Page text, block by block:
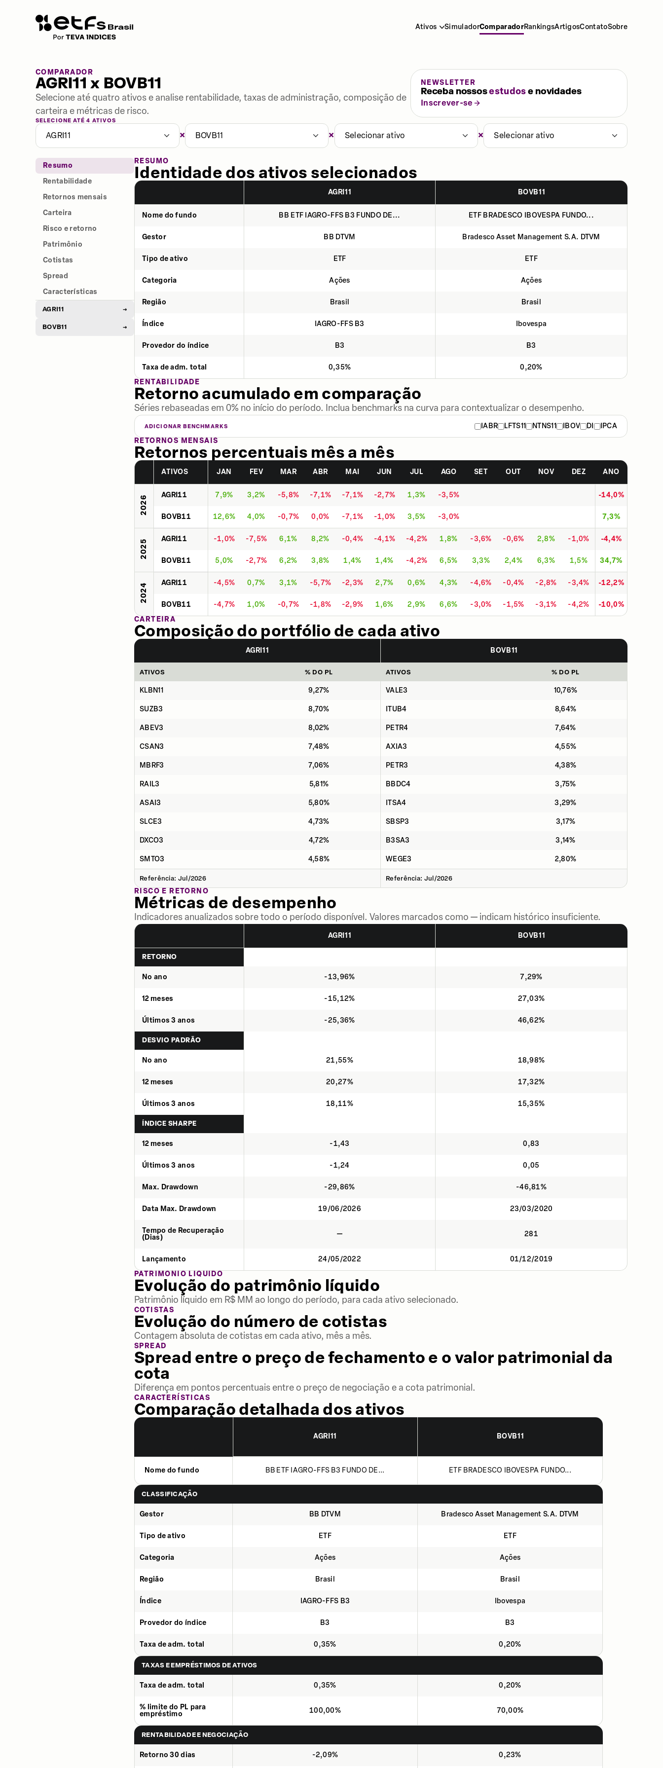
Ativos SimuladorComparadorRankingsArtigosContatoSobre
COMPARADOR
AGRI11 x BOVB11
Selecione até quatro ativos e analise rentabilidade, taxas de administração, composição de
carteira e métricas de risco.
NEWSLETTER
Receba nossosestudose novidades
Inscrever-se
SELECIONE ATÉ 4 ATIVOS
AGRI11 × BOVB11 × Selecionar ativo × Selecionar ativo
Resumo
Rentabilidade
Retornos mensais
Carteira
Risco e retorno
Patrimônio
Cotistas
Spread
Características
AGRI11 →
BOVB11 →
RESUMO
Identidade dos ativos selecionados
AGRI11 BOVB11
Nome do fundo BB ETF IAGRO-FFS B3 FUNDO DE... ETF BRADESCO IBOVESPA FUNDO...
Gestor BB DTVM Bradesco Asset Management S.A. DTVM
Tipo de ativo ETF ETF
Categoria Ações Ações
Região Brasil Brasil
Índice IAGRO-FFS B3 Ibovespa
Provedor do índice B3 B3
Taxa de adm. total 0,35%
0,20%
RENTABILIDADE
Retorno acumulado em comparação
Séries rebaseadas em 0% no início do período. Inclua benchmarks na curva para contextualizar o desempenho.
ADICIONAR BENCHMARKS IABR LFTS11 NTNS11 IBOV DI
IPCA
RETORNOS MENSAIS
Retornos percentuais mês a mês
ATIVOS JAN FEV MAR ABR MAI JUN JUL AGO SET OUT NOV DEZ ANO
2026 AGRI11 7,9% 3,2% -5,8% -7,1% -7,1% -2,7% 1,3% -3,5% -14,0%
BOVB11 12,6% 4,0% -0,7% 0,0% -7,1% -1,0% 3,5% -3,0% 7,3%
2025 AGRI11 -1,0% -7,5% 6,1% 8,2% -0,4% -4,1% -4,2% 1,8% -3,6% -0,6% 2,8% -1,0% -4,4%
BOVB11 5,0% -2,7% 6,2% 3,8% 1,4% 1,4% -4,2% 6,5% 3,3% 2,4% 6,3% 1,5% 34,7%
2024 AGRI11 -4,5% 0,7% 3,1% -5,7% -2,3% 2,7% 0,6% 4,3% -4,6% -0,4% -2,8% -3,4% -12,2%
BOVB11 -4,7% 1,0% -0,7% -1,8% -2,9% 1,6% 2,9% 6,6% -3,0% -1,5% -3,1% -4,2%
-10,0%
CARTEIRA
Composição do portfólio de cada ativo
AGRI11 BOVB11
ATIVOS % DO PL ATIVOS % DO PL
KLBN11 9,27% VALE3 10,76%
SUZB3 8,70% ITUB4 8,64%
ABEV3 8,02% PETR4 7,64%
CSAN3 7,48% AXIA3 4,55%
MBRF3 7,06% PETR3 4,38%
RAIL3 5,81% BBDC4 3,75%
ASAI3 5,80% ITSA4 3,29%
SLCE3 4,73% SBSP3 3,17%
DXCO3 4,72% B3SA3 3,14%
SMTO3 4,58% WEGE3 2,80%
Referência: Jul/2026 Referência: Jul/2026
RISCO E RETORNO
Métricas de desempenho
Indicadores anualizados sobre todo o período disponível. Valores marcados como — indicam histórico insuficiente.
AGRI11 BOVB11
RETORNO
No ano -13,96% 7,29%
12 meses -15,12% 27,03%
Últimos 3 anos -25,36% 46,62%
DESVIO PADRÃO
No ano 21,55% 18,98%
12 meses 20,27% 17,32%
Últimos 3 anos 18,11% 15,35%
ÍNDICE SHARPE
12 meses -1,43 0,83
Últimos 3 anos -1,24 0,05
Max. Drawdown -29,86% -46,81%
Data Max. Drawdown 19/06/2026 23/03/2020
Tempo de Recuperação
(Dias)
— 281
Lançamento 24/05/2022
01/12/2019
PATRIMÔNIO LÍQUIDO
Evolução do patrimônio líquido
Patrimônio líquido em R$ MM ao longo do período, para cada ativo selecionado.
COTISTAS
Evolução do número de cotistas
Contagem absoluta de cotistas em cada ativo, mês a mês.
SPREAD
Spread entre o preço de fechamento e o valor patrimonial da
cota
Diferença em pontos percentuais entre o preço de negociação e a cota patrimonial.
CARACTERÍSTICAS
Comparação detalhada dos ativos
AGRI11 BOVB11
Nome do fundo BB ETF IAGRO-FFS B3 FUNDO DE... ETF BRADESCO IBOVESPA FUNDO...
CLASSIFICAÇÃO
Gestor BB DTVM Bradesco Asset Management S.A. DTVM
Tipo de ativo ETF ETF
Categoria Ações Ações
Região Brasil Brasil
Índice IAGRO-FFS B3 Ibovespa
Provedor do índice B3 B3
Taxa de adm. total 0,35% 0,20%
TAXAS E EMPRÉSTIMOS DE ATIVOS
Taxa de adm. total 0,35% 0,20%
% limite do PL para
empréstimo
100,00% 70,00%
RENTABILIDADE E NEGOCIAÇÃO
Retorno 30 dias -2,09% 0,23%